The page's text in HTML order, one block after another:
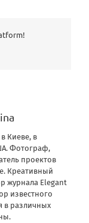
Киеве, в
Фотограф,
проектов
Креативный
журнала Elegant
известного
в различных